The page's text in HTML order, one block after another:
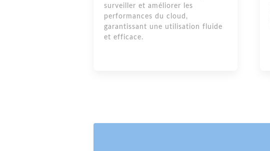
surveiller et améliorer les
performances du cloud,
garantissant une utilisation fluide
et efficace.